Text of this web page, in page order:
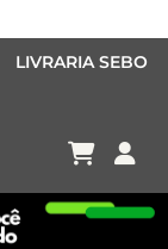
LIVRARIA SEBO